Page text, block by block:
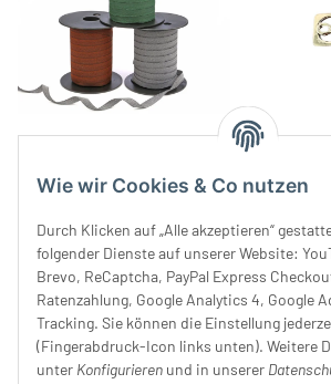
Wie wir Cookies & Co nutzen
Durch Klicken auf „Alle akzeptieren“
folgender Dienste auf unserer Website:
Brevo, ReCaptcha, PayPal Express
Ratenzahlung, Google Analytics 4, Google
Tracking. Sie können die Einstellung
(Fingerabdruck-Icon links unten). Weitere
unter Konfigurieren und in unserer
1,50 €*
Farben,
1,40 €